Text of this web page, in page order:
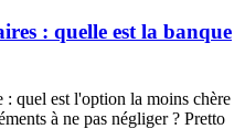
: quelle est la banque
quel est l'option la moins chère
à ne pas négliger ? Pretto